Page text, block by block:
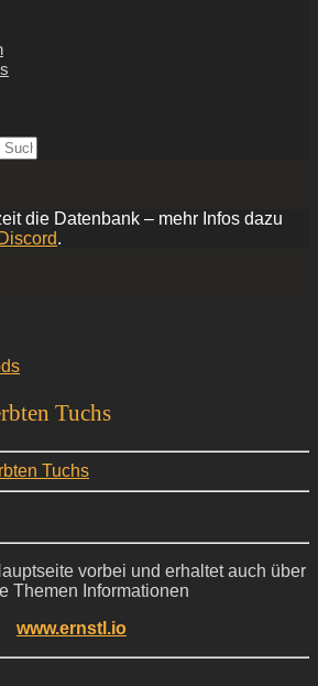
die Datenbank – mehr Infos dazu
Discord.
Tuchs
vorbei und erhaltet auch über
Themen Informationen
www.ernstl.io